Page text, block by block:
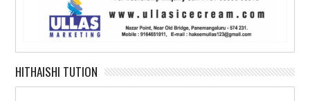
HITHAISHI TUTION